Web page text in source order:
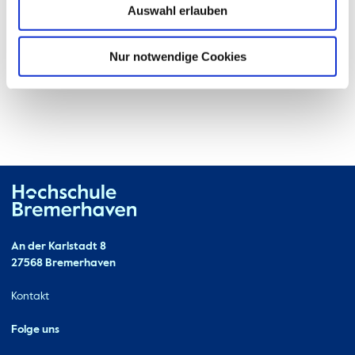
Auswahl erlauben
Nur notwendige Cookies
Kontakt
An der Karlstadt 8
27568 Bremerhaven
Ressourcen
Kontakt
Folge uns